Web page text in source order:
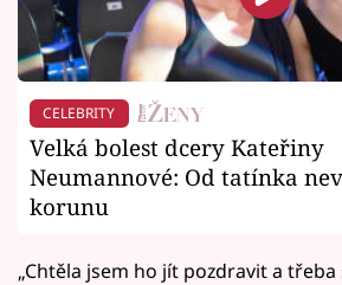
CELEBRITY
Velká bolest dcery Kateřiny
Neumannové: Od tatínka
korunu
„Chtěla jsem ho jít pozdravit a